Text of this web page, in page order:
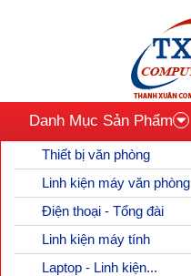
Danh Mục Sản Phẩm
Thiết bị văn phòng
Linh kiện máy văn phòng
Điện thoại - Tổng đài
Linh kiện máy tính
Laptop - Linh kiện...